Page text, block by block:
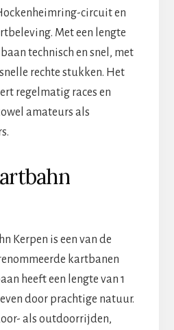
circuit en
Met een lengte
technisch en snel, met
rechte stukken. Het
regelmatig races en
amateurs als
Kerpen is een van de
kartbanen
heeft een lengte van 1
door prachtige natuur.
als outdoorrijden,